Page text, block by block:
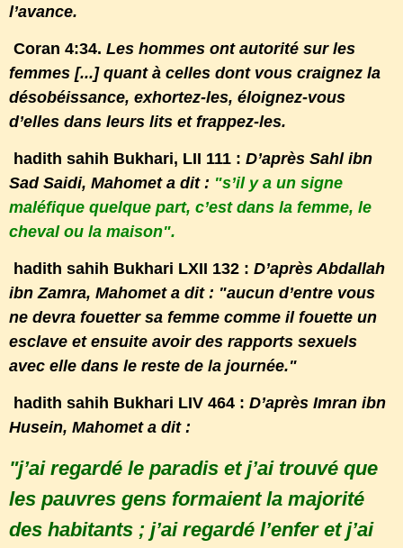
l’avance.
Coran 4:34. Les hommes ont autorité sur les
femmes [...] quant à celles dont vous craignez la
désobéissance, exhortez-les, éloignez-vous
d’elles dans leurs lits et frappez-les.
hadith sahih Bukhari, LII 111 : D’après Sahl ibn
Sad Saidi, Mahomet a dit : "s’il y a un signe
maléfique quelque part, c’est dans la femme, le
cheval ou la maison".
hadith sahih Bukhari LXII 132 : D’après Abdallah
ibn Zamra, Mahomet a dit : "aucun d’entre vous
ne devra fouetter sa femme comme il fouette un
esclave et ensuite avoir des rapports sexuels
avec elle dans le reste de la journée."
hadith sahih Bukhari LIV 464 : D’après Imran ibn
Husein, Mahomet a dit :
"j’ai regardé le paradis et j’ai trouvé que
les pauvres gens formaient la majorité
des habitants ; j’ai regardé l’enfer et j’ai